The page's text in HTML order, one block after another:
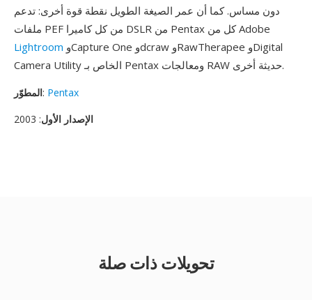
دون مساس. كما أن عمر الصيغة الطويل نقطة قوة أخرى: تدعم
ملفات PEF من كل كاميرا DSLR من Pentax كل من Adobe
Lightroom
Camera Utility الخاص بـ Pentax ومعالجات RAW حديثة أخرى.
المطوّر: Pentax
الإصدار الأول: 2003
تحويلات ذات صلة